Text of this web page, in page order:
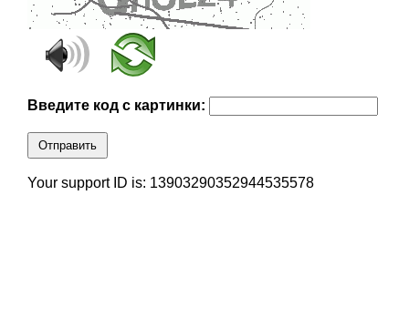
Введите код с картинки:
Отправить
Your support ID is: 13903290352944535578